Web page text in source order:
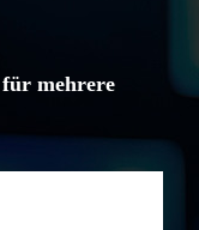
mehrere